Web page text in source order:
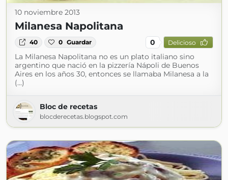
10 noviembre 2013
Milanesa Napolitana
40 0 Guardar 0 Delicioso
La Milanesa Napolitana no es un plato italiano sino
argentino que nació en la pizzería Nápoli de Buenos
Aires en los años 30, entonces se llamaba Milanesa a la
(...)
Bloc de recetas
blocderecetas.blogspot.com